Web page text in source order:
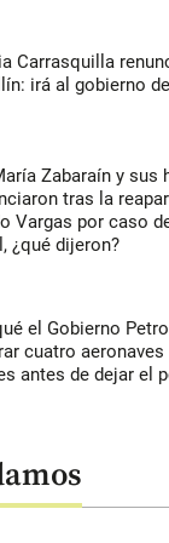
Carrasquilla
irá al gobierno
Zabaraín y sus
tras la
Vargas por caso
¿qué dijeron?
el Gobierno
cuatro
antes de dejar el